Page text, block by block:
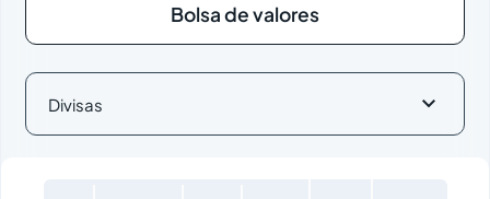
Bolsa de valores
Divisas 